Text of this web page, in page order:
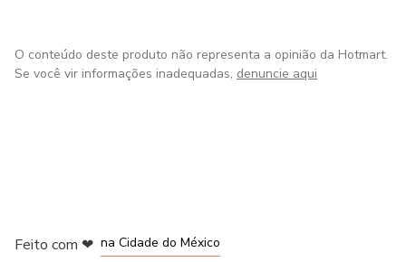
O conteúdo deste produto não representa a opinião da Hotmart.
Se você vir informações inadequadas, denuncie aqui
Feito com ❤ na Cidade do México